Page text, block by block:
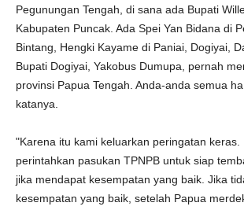
Pegunungan Tengah, di sana ada Bupati
Kabupaten Puncak. Ada Spei Yan Bidana di
Bintang, Hengki Kayame di Paniai, Dogiyai,
Bupati Dogiyai, Yakobus Dumupa, pernah
provinsi Papua Tengah. Anda-anda semua
katanya.
"Karena itu kami keluarkan peringatan keras.
perintahkan pasukan TPNPB untuk siap
jika mendapat kesempatan yang baik. Jika
kesempatan yang baik, setelah Papua